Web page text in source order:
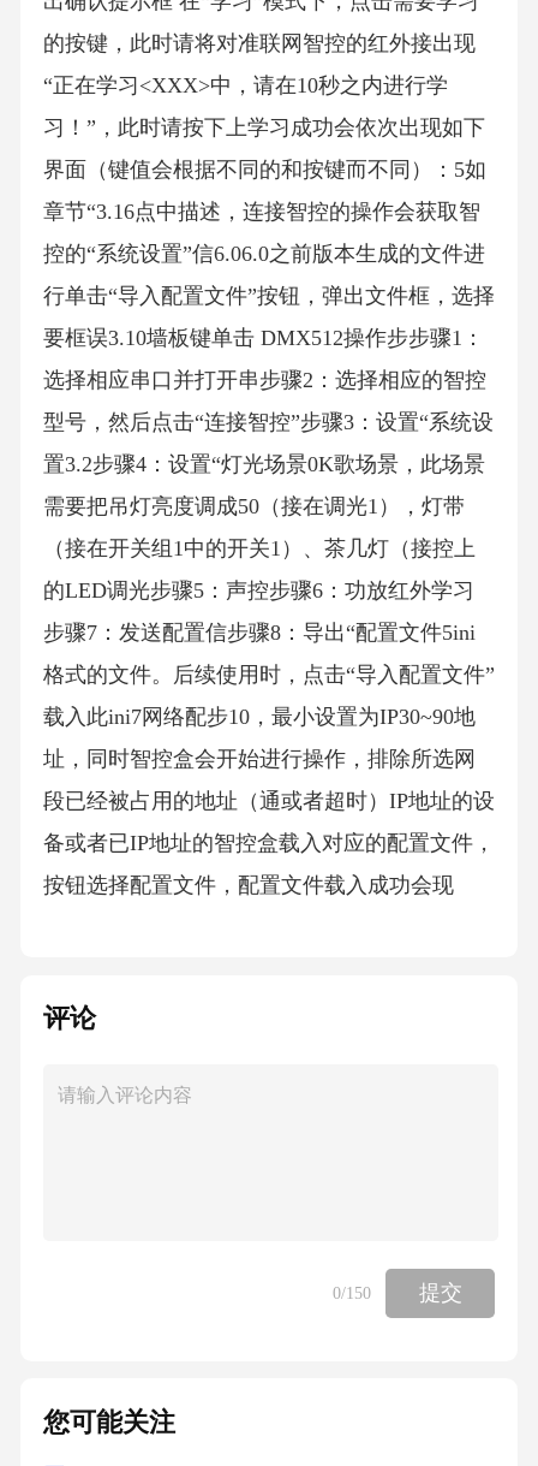
的按键，此时请将对准联网智控的红外接出现
“正在学习<XXX>中，请在10秒之内进行学
习！”，此时请按下上学习成功会依次出现如下
界面（键值会根据不同的和按键而不同）：5如
章节“3.16点中描述，连接智控的操作会获取智
控的“系统设置”信6.06.0之前版本生成的文件进
行单击“导入配置文件”按钮，弹出文件框，选择
要框误3.10墙板键单击 DMX512操作步步骤1：
选择相应串口并打开串步骤2：选择相应的智控
型号，然后点击“连接智控”步骤3：设置“系统设
置3.2步骤4：设置“灯光场景0K歌场景，此场景
需要把吊灯亮度调成50（接在调光1），灯带
（接在开关组1中的开关1）、茶几灯（接控上
的LED调光步骤5：声控步骤6：功放红外学习
步骤7：发送配置信步骤8：导出“配置文件5ini
格式的文件。后续使用时，点击“导入配置文件”
载入此ini7网络配步10，最小设置为IP30~90地
址，同时智控盒会开始进行操作，排除所选网
段已经被占用的地址（通或者超时）IP地址的设
备或者已IP地址的智控盒载入对应的配置文件，
按钮选择配置文件，配置文件载入成功会现
评论
0/150 提交
您可能关注